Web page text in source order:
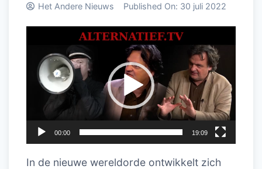
Het Andere Nieuws Published On: 30 juli 2022
Videospeler
00:00 19:09
In de nieuwe wereldorde ontwikkelt zich